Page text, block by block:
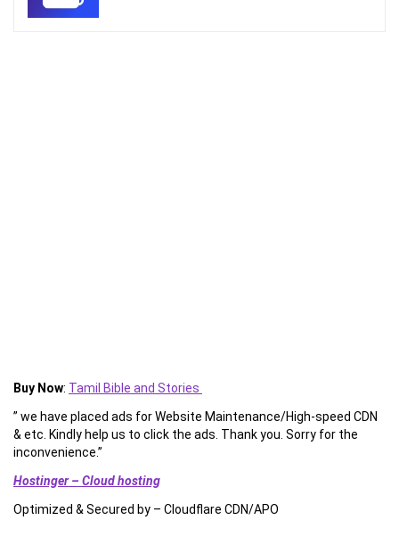
Buy Now: Tamil Bible and Stories
” we have placed ads for Website Maintenance/High-speed CDN
& etc. Kindly help us to click the ads. Thank you. Sorry for the
inconvenience.”
Hostinger – Cloud hosting
Optimized & Secured by – Cloudflare CDN/APO